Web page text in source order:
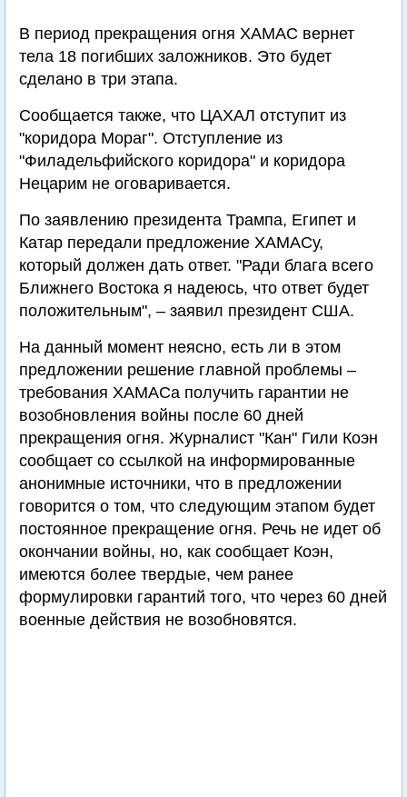
В период прекращения огня ХАМАС вернет
тела 18 погибших заложников. Это будет
сделано в три этапа.
Сообщается также, что ЦАХАЛ отступит из
"коридора Мораг". Отступление из
"Филадельфийского коридора" и коридора
Нецарим не оговаривается.
По заявлению президента Трампа, Египет и
Катар передали предложение ХАМАСу,
который должен дать ответ. "Ради блага всего
Ближнего Востока я надеюсь, что ответ будет
положительным", – заявил президент США.
На данный момент неясно, есть ли в этом
предложении решение главной проблемы –
требования ХАМАСа получить гарантии не
возобновления войны после 60 дней
прекращения огня. Журналист "Кан" Гили Коэн
сообщает со ссылкой на информированные
анонимные источники, что в предложении
говорится о том, что следующим этапом будет
постоянное прекращение огня. Речь не идет об
окончании войны, но, как сообщает Коэн,
имеются более твердые, чем ранее
формулировки гарантий того, что через 60 дней
военные действия не возобновятся.